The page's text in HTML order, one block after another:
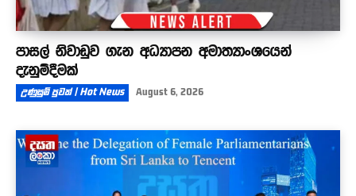
පාසල් නිවාඩුව ගැන අධ්‍යාපන අමාත්‍යාංශයෙන්
දැනුම්දීමක්
උණුසුම් පුවත් | Hot News August 6, 2026